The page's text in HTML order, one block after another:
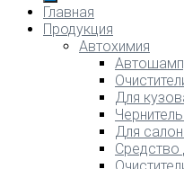
Главная
Продукция
Автохимия
Для
Для
Средство